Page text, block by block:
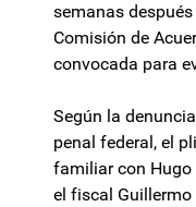
semanas
Comisión de
convocada para
Según la
penal federal, el
familiar con Hugo
el fiscal Guillermo